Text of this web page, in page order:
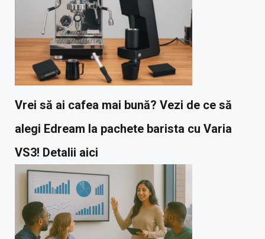
Vrei să ai cafea mai bună? Vezi de ce să
alegi Edream la pachete barista cu Varia
VS3! Detalii aici